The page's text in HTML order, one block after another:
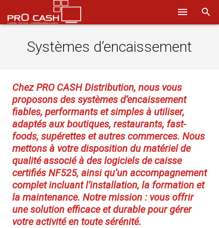
Sécurité
Obtenir un devis
Aide
Ils nous font confiance
Où nous trouver
Systèmes d’encaissement
Chez PRO CASH Distribution, nous vous
proposons des systèmes d’encaissement
fiables, performants et simples à utiliser,
adaptés aux boutiques, restaurants, fast-
foods, supérettes et autres commerces. Nous
mettons à votre disposition du matériel de
qualité associé à des logiciels de caisse
certifiés NF525, ainsi qu’un accompagnement
complet incluant l’installation, la formation et
la maintenance. Notre mission : vous offrir
une solution efficace et durable pour gérer
votre activité en toute sérénité.